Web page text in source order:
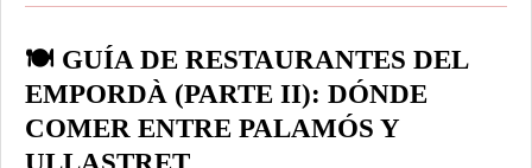
🍽️ GUÍA DE RESTAURANTES DEL
EMPORDÀ (PARTE II): DÓNDE
COMER ENTRE PALAMÓS Y